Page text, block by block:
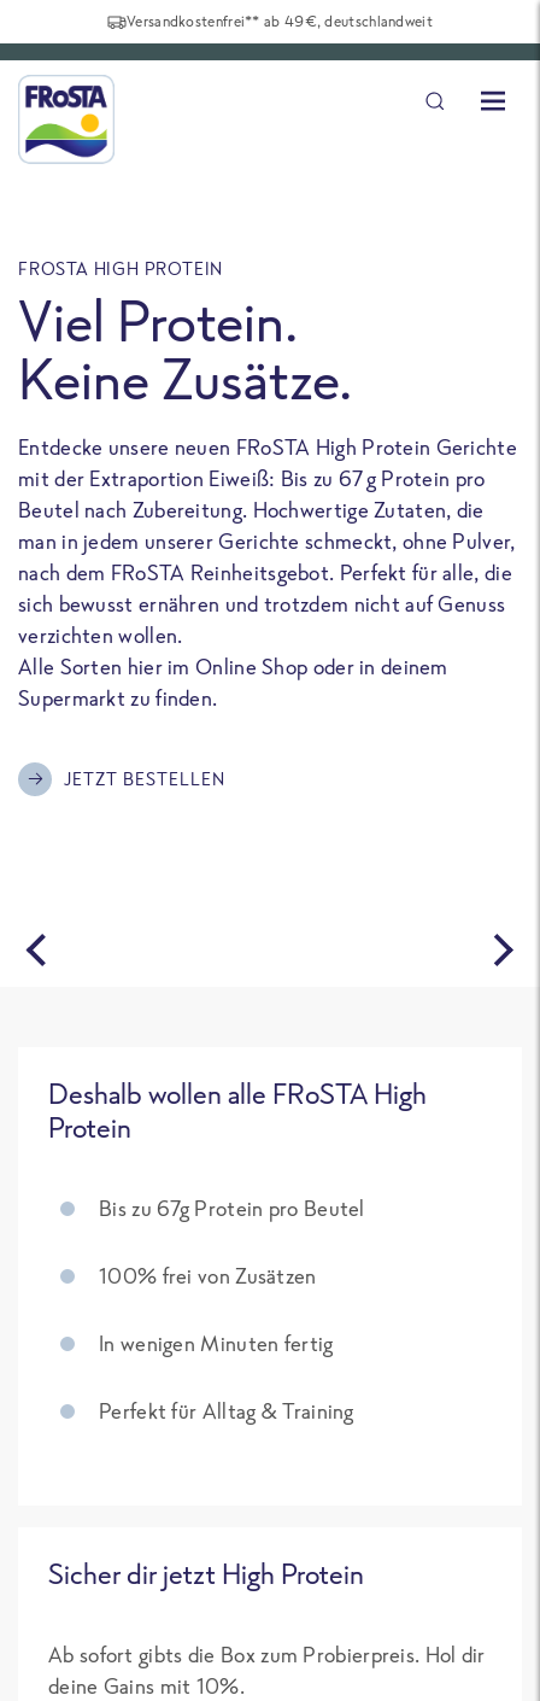
Versandkostenfrei** ab 49€, deutschlandweit
FROSTA HIGH PROTEIN
Viel Protein.
Keine Zusätze.
Entdecke unsere neuen FRoSTA High Protein Gerichte
mit der Extraportion Eiweiß: Bis zu 67 g Protein pro
Beutel nach Zubereitung. Hochwertige Zutaten, die
man in jedem unserer Gerichte schmeckt, ohne Pulver,
nach dem FRoSTA Reinheitsgebot. Perfekt für alle, die
sich bewusst ernähren und trotzdem nicht auf Genuss
verzichten wollen.
Alle Sorten hier im Online Shop oder in deinem
Supermarkt zu finden.
JETZT BESTELLEN
Deshalb wollen alle FRoSTA High
Protein
Bis zu 67g Protein pro Beutel
100% frei von Zusätzen
In wenigen Minuten fertig
Perfekt für Alltag & Training
Sicher dir jetzt High Protein
Ab sofort gibts die Box zum Probierpreis. Hol dir
deine Gains mit 10%.